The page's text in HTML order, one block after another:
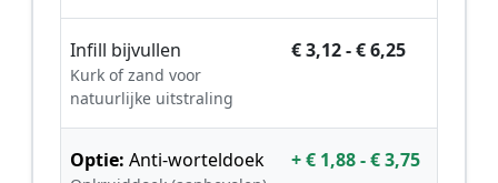
Infill bijvullen
Kurk of zand voor
natuurlijke uitstraling
€ 3,12 - € 6,25
Optie: Anti-worteldoek + € 1,88 - € 3,75